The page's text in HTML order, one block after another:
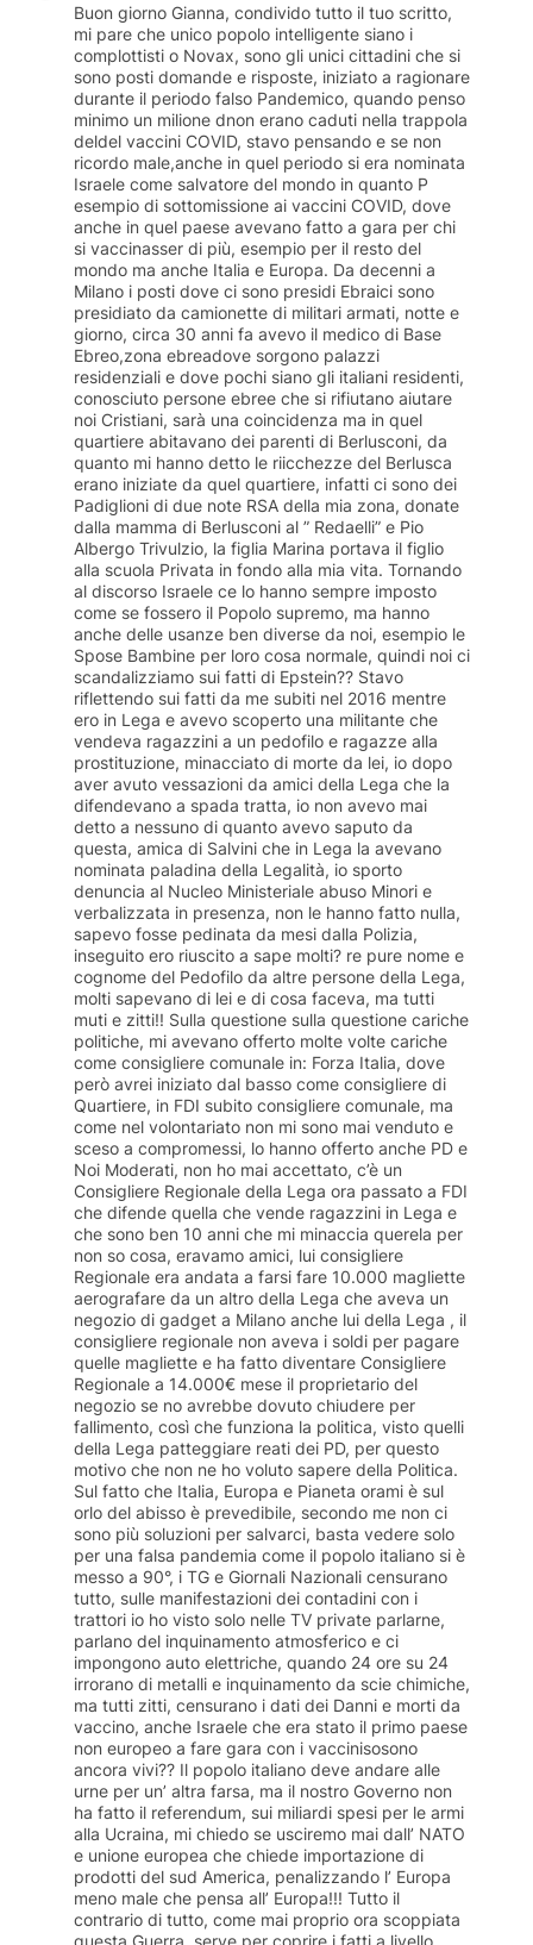
Buon giorno Gianna, condivido tutto il tuo scritto,
mi pare che unico popolo intelligente siano i
complottisti o Novax, sono gli unici cittadini che si
sono posti domande e risposte, iniziato a ragionare
durante il periodo falso Pandemico, quando penso
minimo un milione dnon erano caduti nella trappola
deldel vaccini COVID, stavo pensando e se non
ricordo male,anche in quel periodo si era nominata
Israele come salvatore del mondo in quanto P
esempio di sottomissione ai vaccini COVID, dove
anche in quel paese avevano fatto a gara per chi
si vaccinasser di più, esempio per il resto del
mondo ma anche Italia e Europa. Da decenni a
Milano i posti dove ci sono presidi Ebraici sono
presidiato da camionette di militari armati, notte e
giorno, circa 30 anni fa avevo il medico di Base
Ebreo,zona ebreadove sorgono palazzi
residenziali e dove pochi siano gli italiani residenti,
conosciuto persone ebree che si rifiutano aiutare
noi Cristiani, sarà una coincidenza ma in quel
quartiere abitavano dei parenti di Berlusconi, da
quanto mi hanno detto le riicchezze del Berlusca
erano iniziate da quel quartiere, infatti ci sono dei
Padiglioni di due note RSA della mia zona, donate
dalla mamma di Berlusconi al ” Redaelli” e Pio
Albergo Trivulzio, la figlia Marina portava il figlio
alla scuola Privata in fondo alla mia vita. Tornando
al discorso Israele ce lo hanno sempre imposto
come se fossero il Popolo supremo, ma hanno
anche delle usanze ben diverse da noi, esempio le
Spose Bambine per loro cosa normale, quindi noi ci
scandalizziamo sui fatti di Epstein?? Stavo
riflettendo sui fatti da me subiti nel 2016 mentre
ero in Lega e avevo scoperto una militante che
vendeva ragazzini a un pedofilo e ragazze alla
prostituzione, minacciato di morte da lei, io dopo
aver avuto vessazioni da amici della Lega che la
difendevano a spada tratta, io non avevo mai
detto a nessuno di quanto avevo saputo da
questa, amica di Salvini che in Lega la avevano
nominata paladina della Legalità, io sporto
denuncia al Nucleo Ministeriale abuso Minori e
verbalizzata in presenza, non le hanno fatto nulla,
sapevo fosse pedinata da mesi dalla Polizia,
inseguito ero riuscito a sape molti? re pure nome e
cognome del Pedofilo da altre persone della Lega,
molti sapevano di lei e di cosa faceva, ma tutti
muti e zitti!! Sulla questione sulla questione cariche
politiche, mi avevano offerto molte volte cariche
come consigliere comunale in: Forza Italia, dove
però avrei iniziato dal basso come consigliere di
Quartiere, in FDI subito consigliere comunale, ma
come nel volontariato non mi sono mai venduto e
sceso a compromessi, lo hanno offerto anche PD e
Noi Moderati, non ho mai accettato, c’è un
Consigliere Regionale della Lega ora passato a FDI
che difende quella che vende ragazzini in Lega e
che sono ben 10 anni che mi minaccia querela per
non so cosa, eravamo amici, lui consigliere
Regionale era andata a farsi fare 10.000 magliette
aerografare da un altro della Lega che aveva un
negozio di gadget a Milano anche lui della Lega , il
consigliere regionale non aveva i soldi per pagare
quelle magliette e ha fatto diventare Consigliere
Regionale a 14.000€ mese il proprietario del
negozio se no avrebbe dovuto chiudere per
fallimento, così che funziona la politica, visto quelli
della Lega patteggiare reati dei PD, per questo
motivo che non ne ho voluto sapere della Politica.
Sul fatto che Italia, Europa e Pianeta orami è sul
orlo del abisso è prevedibile, secondo me non ci
sono più soluzioni per salvarci, basta vedere solo
per una falsa pandemia come il popolo italiano si è
messo a 90°, i TG e Giornali Nazionali censurano
tutto, sulle manifestazioni dei contadini con i
trattori io ho visto solo nelle TV private parlarne,
parlano del inquinamento atmosferico e ci
impongono auto elettriche, quando 24 ore su 24
irrorano di metalli e inquinamento da scie chimiche,
ma tutti zitti, censurano i dati dei Danni e morti da
vaccino, anche Israele che era stato il primo paese
non europeo a fare gara con i vaccinisosono
ancora vivi?? Il popolo italiano deve andare alle
urne per un’ altra farsa, ma il nostro Governo non
ha fatto il referendum, sui miliardi spesi per le armi
alla Ucraina, mi chiedo se usciremo mai dall’ NATO
e unione europea che chiede importazione di
prodotti del sud America, penalizzando l’ Europa
meno male che pensa all’ Europa!!! Tutto il
contrario di tutto, come mai proprio ora scoppiata
questa Guerra, serve per coprire i fatti a livello